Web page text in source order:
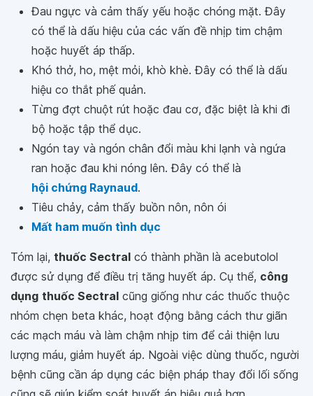
Đau ngực và cảm thấy yếu hoặc chóng mặt. Đây
có thể là dấu hiệu của các vấn đề nhịp tim chậm
hoặc huyết áp thấp.
Khó thở, ho, mệt mỏi, khò khè. Đây có thể là dấu
hiệu co thắt phế quản.
Từng đợt chuột rút hoặc đau cơ, đặc biệt là khi đi
bộ hoặc tập thể dục.
Ngón tay và ngón chân đổi màu khi lạnh và ngứa
ran hoặc đau khi nóng lên. Đây có thể là
hội chứng Raynaud.
Tiêu chảy, cảm thấy buồn nôn, nôn ói
Mất ham muốn tình dục
Tóm lại, thuốc Sectral có thành phần là acebutolol
được sử dụng để điều trị tăng huyết áp. Cụ thể, công
dụng thuốc Sectral cũng giống như các thuốc thuộc
nhóm chẹn beta khác, hoạt động bằng cách thư giãn
các mạch máu và làm chậm nhịp tim để cải thiện lưu
lượng máu, giảm huyết áp. Ngoài việc dùng thuốc, người
bệnh cũng cần áp dụng các biện pháp thay đổi lối sống